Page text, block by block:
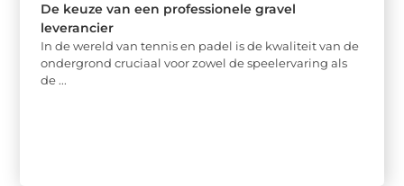
De keuze van een professionele gravel
leverancier
In de wereld van tennis en padel is de kwaliteit van de
ondergrond cruciaal voor zowel de speelervaring als
de ...